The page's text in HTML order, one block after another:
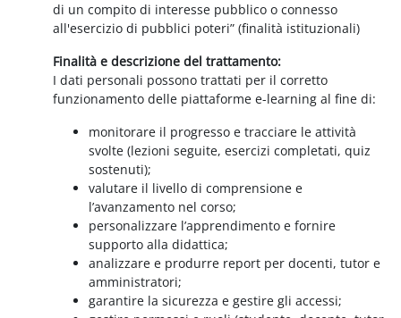
di un compito di interesse pubblico o connesso
all'esercizio di pubblici poteri” (finalità istituzionali)
Finalità e descrizione del trattamento:
I dati personali possono trattati per il corretto
funzionamento delle piattaforme e-learning al fine di:
monitorare il progresso e tracciare le attività
svolte (lezioni seguite, esercizi completati, quiz
sostenuti);
valutare il livello di comprensione e
l’avanzamento nel corso;
personalizzare l’apprendimento e fornire
supporto alla didattica;
analizzare e produrre report per docenti, tutor e
amministratori;
garantire la sicurezza e gestire gli accessi;